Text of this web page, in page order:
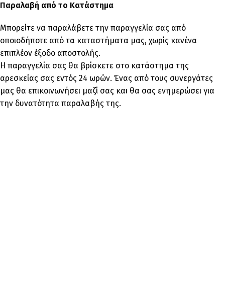
Παραλαβή από το Κατάστημα
Μπορείτε να παραλάβετε την παραγγελία σας από
οποιοδήποτε από τα καταστήματα μας, χωρίς κανένα
επιπλέον έξοδο αποστολής.
Η παραγγελία σας θα βρίσκετε στο κατάστημα της
αρεσκείας σας εντός 24 ωρών. Ένας από τους συνεργάτες
μας θα επικοινωνήσει μαζί σας και θα σας ενημερώσει για
την δυνατότητα παραλαβής της.